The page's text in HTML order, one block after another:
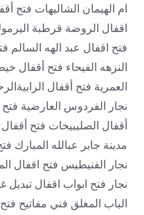
ام الهيمان الشاليهات فتح
اقفال الروضة قرطبة
فتح اقفال عبد الهه السالم
النزهه الفيحاء فتح أقفال
العمرية فتح أقفال
نجار الفردوس العارضية
أقفال الصليبيخات فتح
مدينة جابر عبالله المبارك
نجار الفنيطيس فتح اقفال
نجار فتح ابواب اقفال
الباب المغلق فني مفاتيح